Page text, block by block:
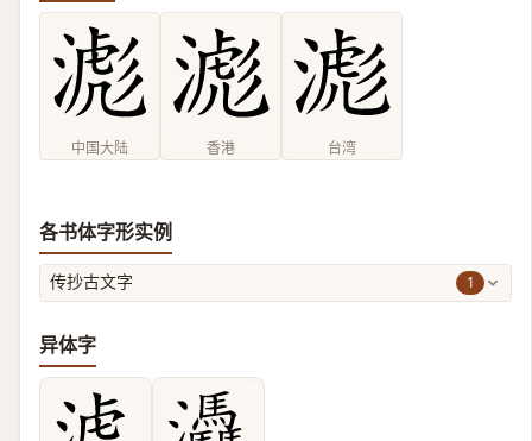
中国大陆 香港 台湾
各书体字形实例
传抄古文字 1
异体字